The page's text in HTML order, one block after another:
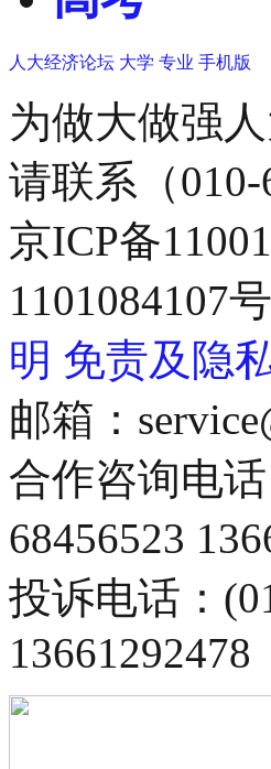
人大经济论坛 大学 专业 手机版
为做大做强
请联系（010-
京ICP备
1101084107
明 免责及隐
邮箱：
合作咨询电
68456523
投诉电话：
13661292478